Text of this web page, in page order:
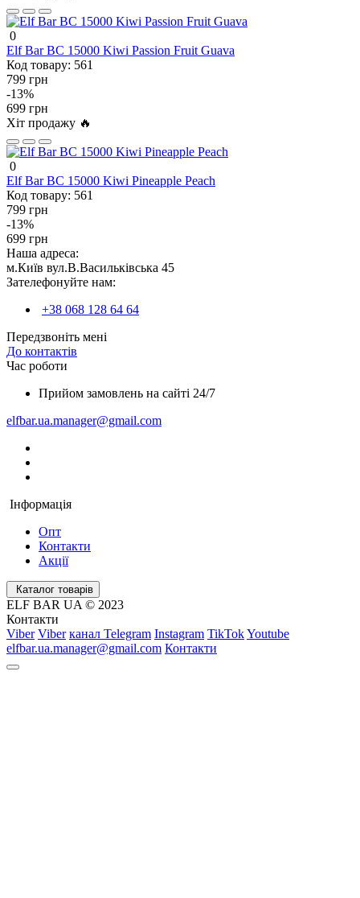
0
Elf Bar BC 15000 Kiwi Passion Fruit Guava
Код товару: 561
799 грн
-13%
699 грн
Хіт продажу 🔥
0
Elf Bar BC 15000 Kiwi Pineapple Peach
Код товару: 561
799 грн
-13%
699 грн
Наша адреса:
м.Київ вул.В.Васильківська 45
Зателефонуйте нам:
+38 068 128 64 64
Передзвоніть мені
До контактів
Час роботи
Прийом замовлень на сайті 24/7
elfbar.ua.manager@gmail.com
Інформація
Опт
Контакти
Акції
Каталог товарів
ELF BAR UA © 2023
Контакти
Viber Viber канал Telegram Instagram TikTokYoutube
elfbar.ua.manager@gmail.com Контакти